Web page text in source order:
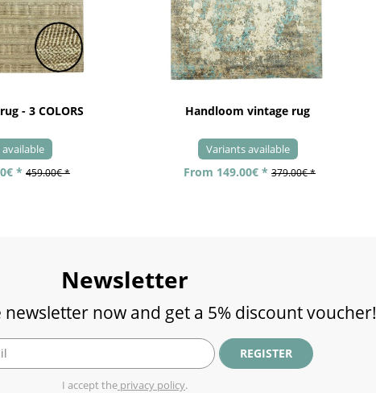
- 3 COLORS
* 459.00€ *
Handloom vintage rug
Variants available
From 149.00€ * 379.00€ *
Newsletter
now and get a 5% discount voucher!
REGISTER
I accept the privacy policy.